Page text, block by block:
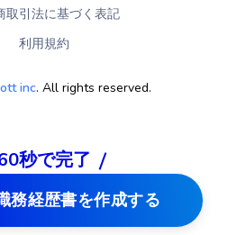
秒で完了
務経歴書を作成する
取引法に基づく表記
利用規約
inc. All rights reserved.